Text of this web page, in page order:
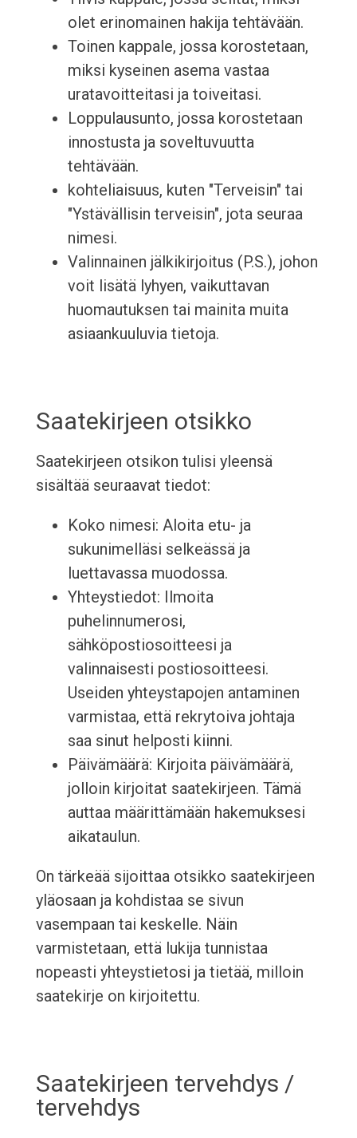
olet erinomainen hakija tehtävään.
Toinen kappale, jossa korostetaan,
miksi kyseinen asema vastaa
uratavoitteitasi ja toiveitasi.
Loppulausunto, jossa korostetaan
innostusta ja soveltuvuutta
tehtävään.
kohteliaisuus, kuten "Terveisin" tai
"Ystävällisin terveisin", jota seuraa
nimesi.
Valinnainen jälkikirjoitus (P.S.), johon
voit lisätä lyhyen, vaikuttavan
huomautuksen tai mainita muita
asiaankuuluvia tietoja.
Saatekirjeen otsikko
Saatekirjeen otsikon tulisi yleensä
sisältää seuraavat tiedot:
Koko nimesi: Aloita etu- ja
sukunimelläsi selkeässä ja
luettavassa muodossa.
Yhteystiedot: Ilmoita
puhelinnumerosi,
sähköpostiosoitteesi ja
valinnaisesti postiosoitteesi.
Useiden yhteystapojen antaminen
varmistaa, että rekrytoiva johtaja
saa sinut helposti kiinni.
Päivämäärä: Kirjoita päivämäärä,
jolloin kirjoitat saatekirjeen. Tämä
auttaa määrittämään hakemuksesi
aikataulun.
On tärkeää sijoittaa otsikko saatekirjeen
yläosaan ja kohdistaa se sivun
vasempaan tai keskelle. Näin
varmistetaan, että lukija tunnistaa
nopeasti yhteystietosi ja tietää, milloin
saatekirje on kirjoitettu.
Saatekirjeen tervehdys /
tervehdys